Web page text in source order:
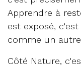
Apprendre à
est exposé,
comme un
Côté Nature,